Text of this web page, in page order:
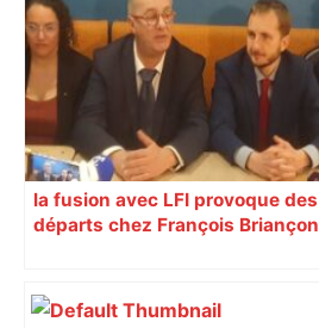
la fusion avec LFI provoque des
départs chez François Briançon